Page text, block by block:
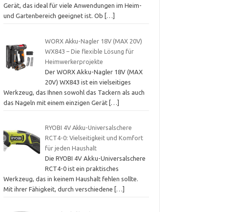
Gerät, das ideal für viele Anwendungen im Heim-
und Gartenbereich geeignet ist. Ob
[…]
WORX Akku-Nagler 18V (MAX 20V)
WX843 – Die flexible Lösung für
Heimwerkerprojekte
Der WORX Akku-Nagler 18V (MAX
20V) WX843 ist ein vielseitiges
Werkzeug, das Ihnen sowohl das Tackern als auch
das Nageln mit einem einzigen Gerät […]
RYOBI 4V Akku-Universalschere
RCT4-0: Vielseitigkeit und Komfort
für jeden Haushalt
Die RYOBI 4V Akku-Universalschere
RCT4-0 ist ein praktisches
Werkzeug, das in keinem Haushalt fehlen sollte.
Mit ihrer Fähigkeit, durch verschiedene
[…]